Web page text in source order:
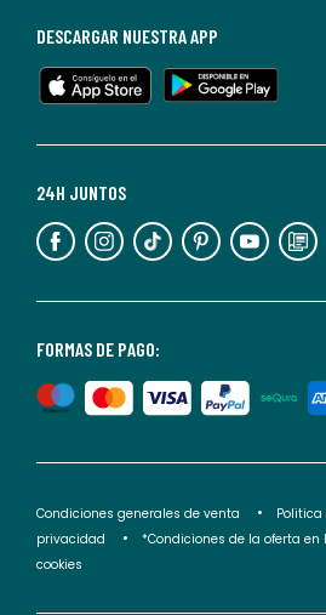
en
de
FORMAS DE PAGO:
24H JUNTOS
DESCARGAR NUESTRA APP
Condiciones generales de venta Politica
privacidad
*Condiciones de la oferta en
cookies